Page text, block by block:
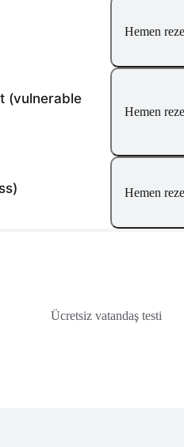
Ücretsiz vatandaş testi
Hemen
(vulnerable
Hemen
Hemen